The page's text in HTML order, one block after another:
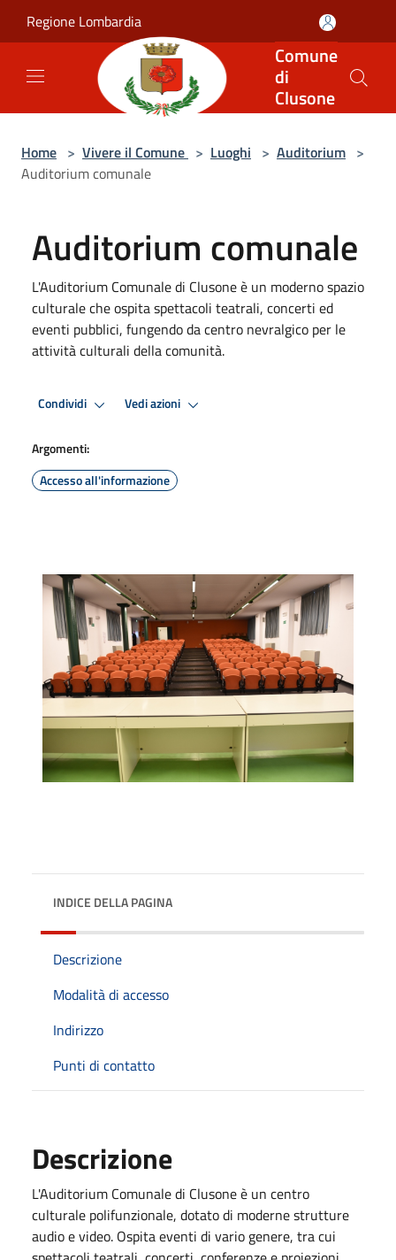
Regione Lombardia
Comune
di
Clusone
Home > Vivere il Comune > Luoghi > Auditorium >
Auditorium comunale
Auditorium comunale
L'Auditorium Comunale di Clusone è un moderno spazio
culturale che ospita spettacoli teatrali, concerti ed
eventi pubblici, fungendo da centro nevralgico per le
attività culturali della comunità.
Condividi Vedi azioni
Argomenti:
Accesso all'informazione
INDICE DELLA PAGINA
Descrizione
Modalità di accesso
Indirizzo
Punti di contatto
Descrizione
L'Auditorium Comunale di Clusone è un centro
culturale polifunzionale, dotato di moderne strutture
audio e video. Ospita eventi di vario genere, tra cui